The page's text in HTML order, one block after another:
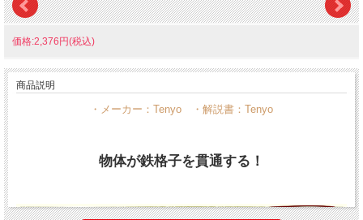
価格:2,376円(税込)
商品説明
・メーカー：Tenyo ・解説書：Tenyo
物体が鉄格子を貫通する！